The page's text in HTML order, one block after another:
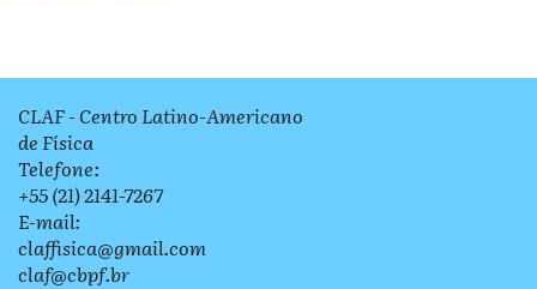
CLAF - Centro Latino-Americano
de Física
Telefone:
+55 (21) 2141-7267
E-mail:
claffisica@gmail.com
claf@cbpf.br